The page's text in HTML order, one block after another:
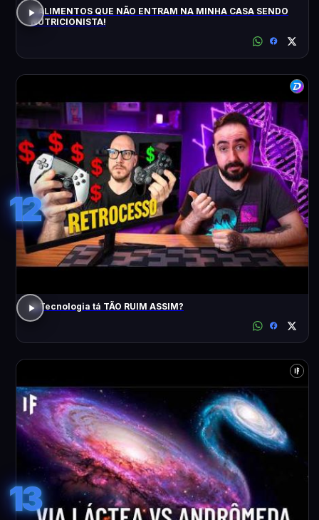
5 ALIMENTOS QUE NÃO ENTRAM NA MINHA CASA SENDO
NUTRICIONISTA!
12
A Tecnologia tá TÃO RUIM ASSIM?
13